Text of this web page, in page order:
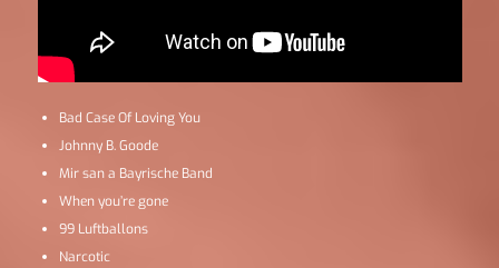
Bad Case Of Loving You
Johnny B. Goode
Mir san a Bayrische Band
When you’re gone
99 Luftballons
Narcotic